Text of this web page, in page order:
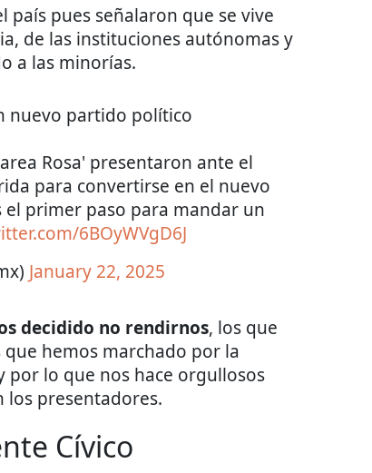
pues señalaron que se vive
de las instituciones autónomas y
a las minorías.
nuevo partido político
Rosa' presentaron ante el
para convertirse en el nuevo
primer paso para mandar un
6BOyWVgD6J
January 22, 2025
decidido no rendirnos, los que
hemos marchado por la
por lo que nos hace orgullosos
los presentadores.
Cívico